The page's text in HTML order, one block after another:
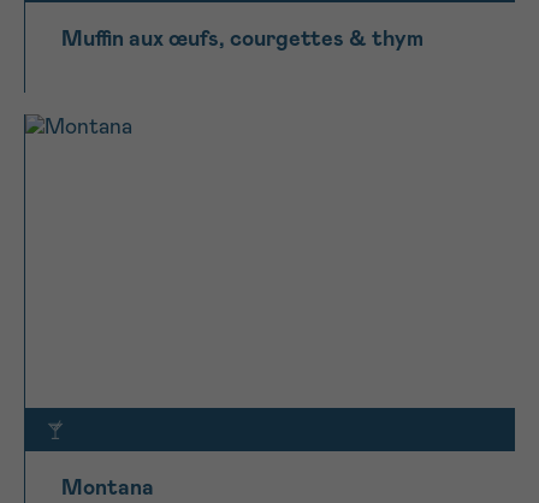
Muffin aux œufs, courgettes & thym
Montana